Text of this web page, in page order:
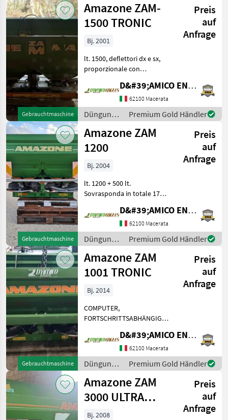
Beregnung
/ Amazone
Gebrauchtmaschine
Amazone ZAM-
1500 TRONIC
Preis
auf
Anfrage
Bj. 2001
lt. 1500, deflettori dx e sx,
proporzionale con
apertura e chiusura
Düngung und Beregnung
Mineraldüngerstreuer/Wiegestreue
D&#39;AMICO ENGLES SRL
62100 Macerata
Düngung
und
Beregnung
/ Amazone
Premium Gold Händler
Gebrauchtmaschine
Amazone ZAM
1200
Preis
auf
Anfrage
Bj. 2004
lt. 1200 + 500 lt.
Sovrasponda in totale 1700
cardano, kit luci e tabelle,
Düngung und Beregnung
Mineraldüngerstre
D&#39;AMICO ENGLES SRL
62100 Macerata
Düngung
und
Beregnung
/ Amazone
Premium Gold Händler
Gebrauchtmaschine
Amazone ZAM
1001 TRONIC
Preis
auf
Anfrage
Bj. 2014
COMPUTER,
FORTSCHRITTSABHÄNGIG,
S500, KT COLLINARE,
HYDRAULISCHER
BEGRENZER RECHTS,
PLATTEN 24–36 Düngung
und Beregnung
Mineraldüngerstreuer/Wi
D&#39;AMICO ENGLES SRL
62100 Macerata
Düngung
und
Beregnung
/ Amazone
Premium Gold Händler
Amazone ZAM
3000 ULTRA
PROFIS
Preis
auf
Anfrage
Bj. 2008